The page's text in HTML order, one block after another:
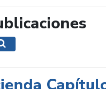
opciones de búsqueda